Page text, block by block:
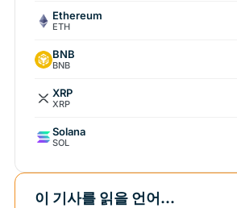
Ethereum
ETH
BNB
BNB
XRP
XRP
Solana
SOL
이 기사를 읽을 언어...